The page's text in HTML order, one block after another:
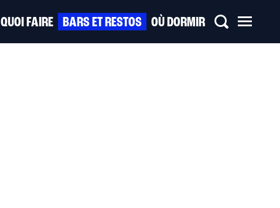
QUOI FAIRE BARS ET RESTOS OÙ DORMIR